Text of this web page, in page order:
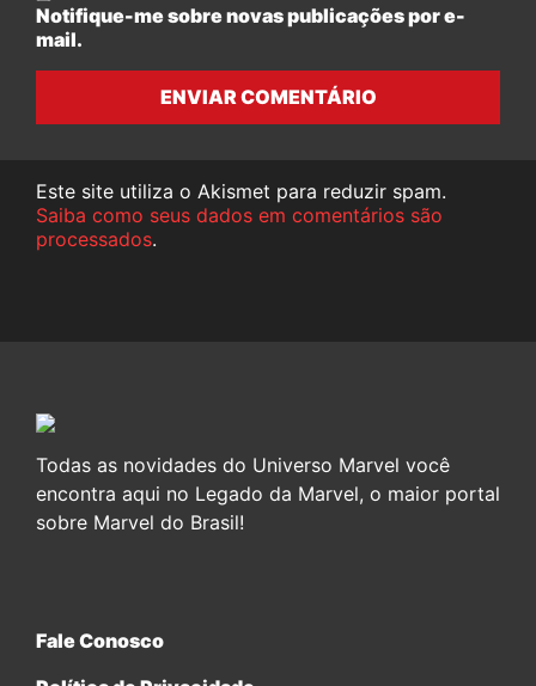
Notifique-me sobre novas publicações por e-
mail.
ENVIAR COMENTÁRIO
Este site utiliza o Akismet para reduzir spam.
Saiba como seus dados em comentários são
processados.
Todas as novidades do Universo Marvel você
encontra aqui no Legado da Marvel, o maior portal
sobre Marvel do Brasil!
Fale Conosco